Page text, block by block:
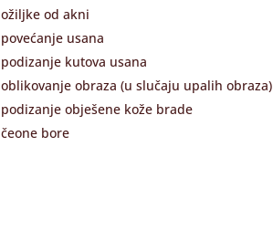
ožiljke od akni
povećanje usana
podizanje kutova usana
oblikovanje obraza (u slučaju upalih obraza)
podizanje obješene kože brade
čeone bore